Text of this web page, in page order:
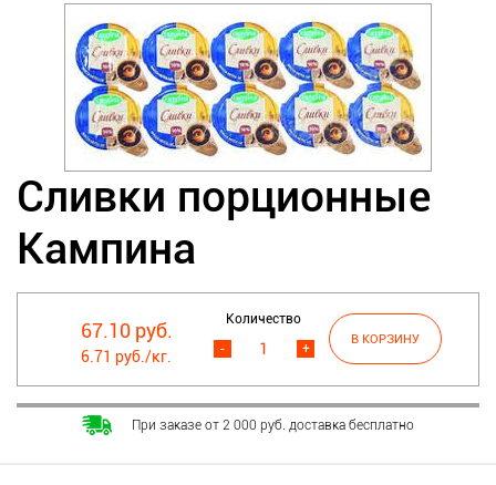
Сливки порционные
Кампина
67.10 руб.
6.71 руб./кг.
Количество
+
-
При заказе от 2 000 руб. доставка бесплатно